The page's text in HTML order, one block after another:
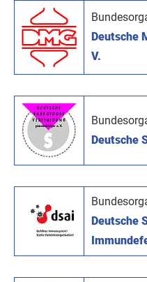
Deutsche
V.
Deutsche
Deutsche